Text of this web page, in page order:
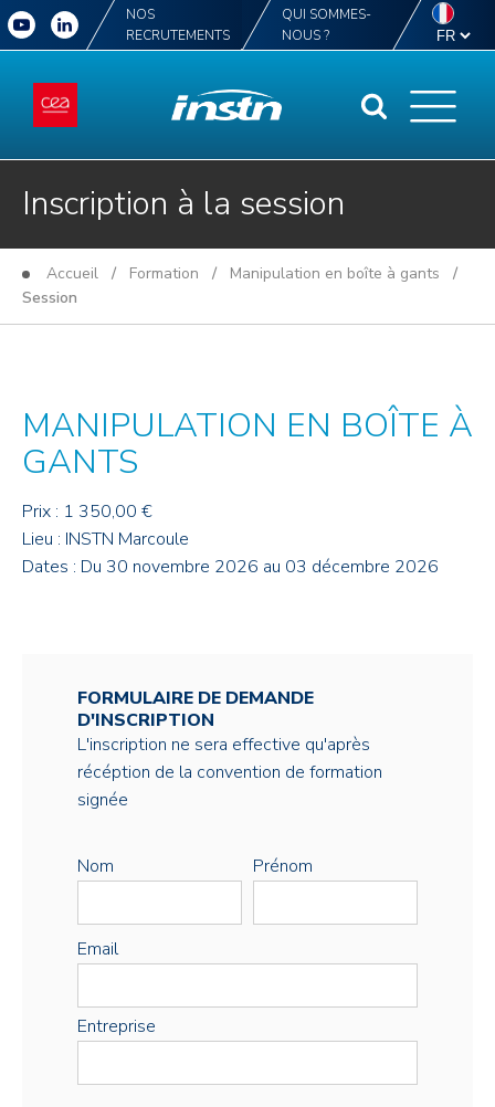
NOS
RECRUTEMENTS
QUI SOMMES-
NOUS ?
Inscription à la session
Accueil / Formation / Manipulation en boîte à gants /
Session
MANIPULATION EN BOÎTE À
GANTS
Prix : 1 350,00 €
Lieu : INSTN Marcoule
Dates : Du 30 novembre 2026 au 03 décembre 2026
FORMULAIRE DE DEMANDE
D'INSCRIPTION
L'inscription ne sera effective qu'après
récéption de la convention de formation
signée
Nom Prénom
Email
Entreprise